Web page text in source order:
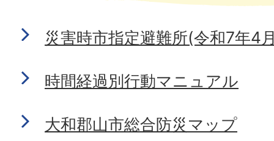
災害時市指定避難所(令和7年4
時間経過別行動マニュアル
大和郡山市総合防災マップ